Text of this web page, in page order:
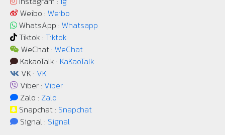
Weibo : Weibo
WhatsApp : Whatsapp
Tiktok : Tiktok
WeChat : WeChat
KakaoTalk : KaKaoTalk
VK : VK
Viber : Viber
Zalo : Zalo
Snapchat : Snapchat
Signal : Signal